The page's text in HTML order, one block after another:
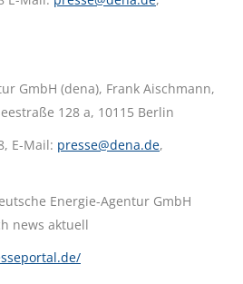
GmbH (dena), Frank Aischmann,
128 a, 10115 Berlin
E-Mail: presse@dena.de,
Energie-Agentur GmbH
news aktuell